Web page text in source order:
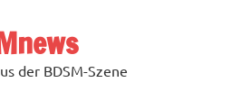
der BDSM-Szene